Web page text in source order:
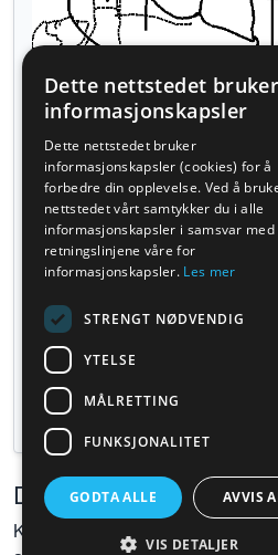
dumbell crunches]
Ligg på gulvet med bena
en manual i hver hånd.
Rull opp overkroppen
Hold i et lite øyeblikk og
Dette er en fin øvelse når du
vanlige crunches. Begynn
deretter belastningen
Tilbake til øvelser
Diskusjoner
Kom gjerne med kommentarer,
Dette nettstedet bruker
informasjonskapsler
Dette nettstedet bruker
informasjonskapsler (cookies) for å
forbedre din opplevelse. Ved å
nettstedet vårt samtykker du i alle
informasjonskapsler i samsvar med
retningslinjene våre for
informasjonskapsler. Les mer
STRENGT NØDVENDIG
YTELSE
MÅLRETTING
FUNKSJONALITET
GODTA ALLE AVVIS
VIS DETALJER